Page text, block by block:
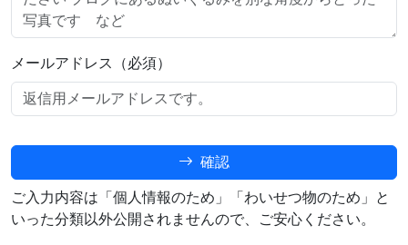
メールアドレス（必須）
確認
ご入力内容は「個人情報のため」「わいせつ物のため」と
いった分類以外公開されませんので、ご安心ください。